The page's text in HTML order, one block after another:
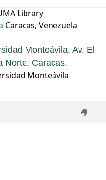
Library
Caracas, Venezuela
Monteávila. Av. El
Norte. Caracas.
Monteávila